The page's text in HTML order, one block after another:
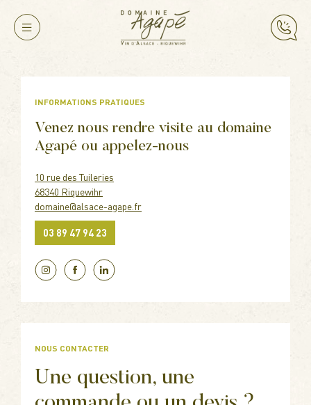
NOUS CONTACTER
Une question, une
INFORMATIONS PRATIQUES
Venez nous rendre visite au domaine
Agapé ou appelez-nous
10 rue des Tuileries
68340 Riquewihr
domaine@alsace-agape.fr
03 89 47 94 23